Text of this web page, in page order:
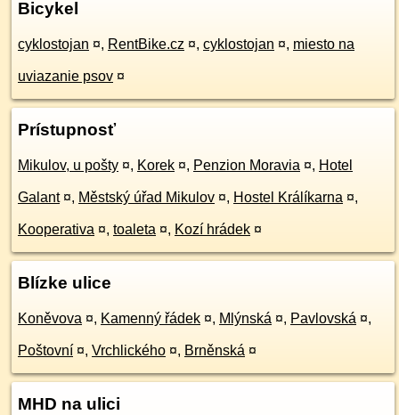
Bicykel
cyklostojan ¤, RentBike.cz ¤, cyklostojan ¤, miesto na
uviazanie psov ¤
Prístupnosť
Mikulov, u pošty ¤, Korek ¤, Penzion Moravia ¤, Hotel
Galant ¤, Městský úřad Mikulov ¤, Hostel Králíkarna ¤,
Kooperativa ¤, toaleta ¤, Kozí hrádek ¤
Blízke ulice
Koněvova ¤, Kamenný řádek ¤, Mlýnská ¤, Pavlovská ¤,
Poštovní ¤, Vrchlického ¤, Brněnská ¤
MHD na ulici